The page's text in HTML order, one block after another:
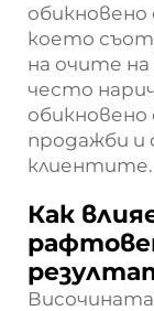
което
на очите на
често
обикновено
продажби и
клиентите.
Как